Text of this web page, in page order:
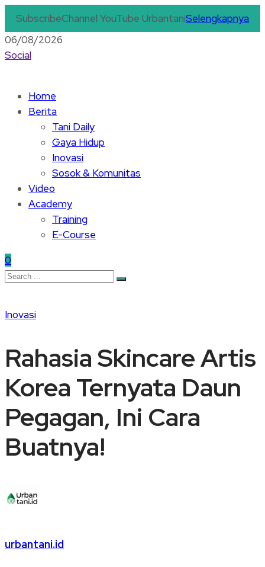
SubscribeChannel YouTube UrbantaniSelengkapnya
06/08/2026
Social
Home
Berita
Tani Daily
Gaya Hidup
Inovasi
Sosok & Komunitas
Video
Academy
Training
E-Course
0
Inovasi
Rahasia Skincare Artis
Korea Ternyata Daun
Pegagan, Ini Cara
Buatnya!
urbantani.id